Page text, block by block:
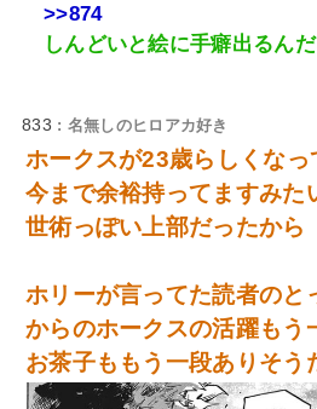
>>874
しんどいと絵に手癖出るん
833 : 名無しのヒロアカ好き
ホークスが23歳らしくな
今まで余裕持ってますみた
世術っぽい上部だったから
ホリーが言ってた読者のと
からのホークスの活躍もう
お茶子ももう一段ありそう